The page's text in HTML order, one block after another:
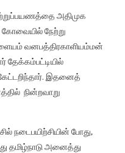
அதிமுக
கோவையில் நேற்று
வனபத்திரகாளியம்மன்
தேக்கம்பட்டியில்
இதனைத்
நின்றவாறு
நடைபயிற்சியின் போது,
தமிழ்நாடு அனைத்து